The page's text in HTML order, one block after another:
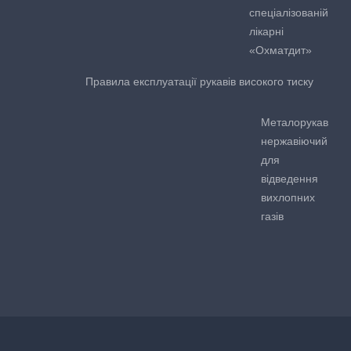
спеціалізованій
лікарні
«Охматдит»
Правила експлуатації рукавів високого тиску
Металорукав
нержавіючий
для
відведення
вихлопних
газів